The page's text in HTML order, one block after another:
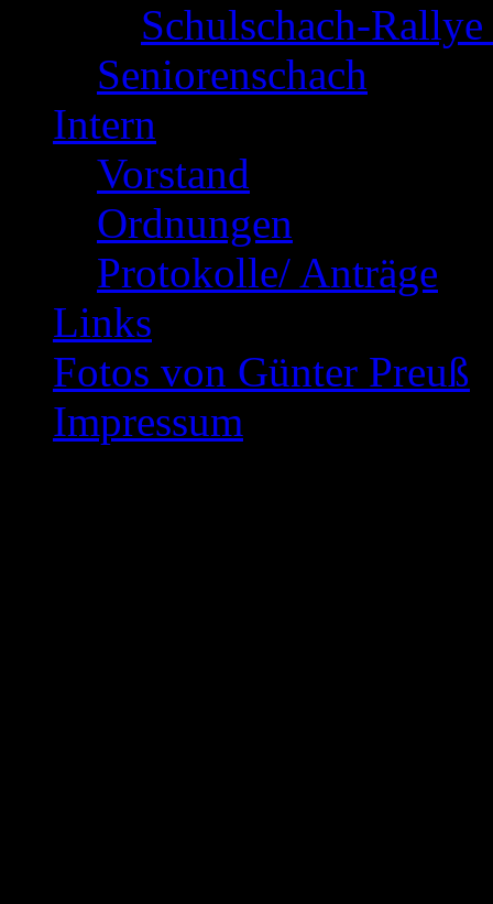
Schulschach-
Seniorenschach
Intern
Vorstand
Ordnungen
Protokolle/ Anträge
Links
Fotos von Günter Preuß
Impressum